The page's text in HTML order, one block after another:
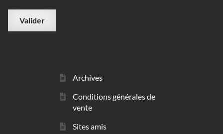
Archives
Conditions générales de
vente
Sites amis